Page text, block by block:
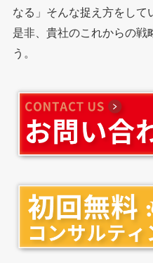
なる」そんな捉え方をし
是非、貴社のこれからの戦
う。